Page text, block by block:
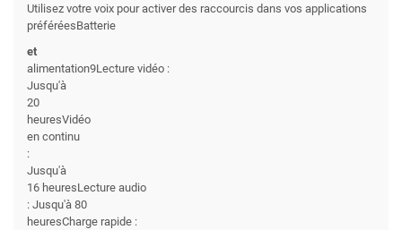
Utilisez votre voix pour activer des raccourcis dans vos applications
préféréesBatterie
et
alimentation9Lecture vidéo :
Jusqu'à
20
heuresVidéo
en continu
:
Jusqu'à
16 heuresLecture audio
: Jusqu'à 80
heuresCharge rapide :